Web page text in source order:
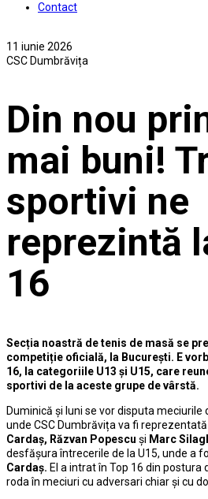
Contact
11 iunie 2026
CSC Dumbrăvița
Din nou
mai buni!
sportivi ne
reprezintă
16
Secția noastră de tenis de masă se
competiție oficială, la București. E
16, la categoriile U13 și U15, care
sportivi de la aceste grupe de vârstă.
Duminică și luni se vor disputa meciurile
unde CSC Dumbrăvița va fi
Cardaș, Răzvan Popescu și Marc
desfășura întrecerile de la U15, unde a
Cardaș. El a intrat în Top 16 din postura
roda în meciuri cu adversari chiar și cu